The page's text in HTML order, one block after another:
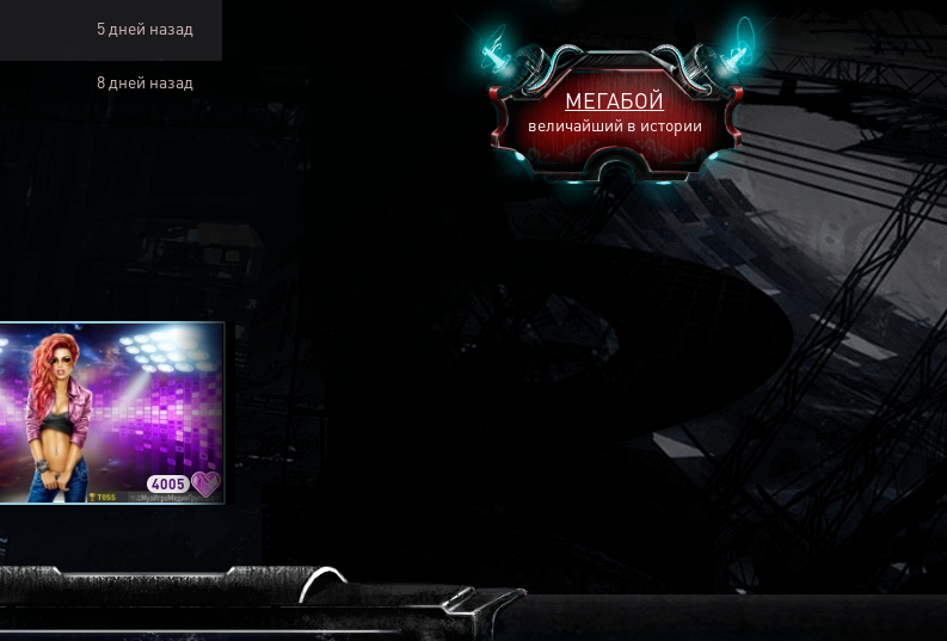
МЕГАБОЙ
величайший в истории
5 дней назад
8 дней назад
4005 2240